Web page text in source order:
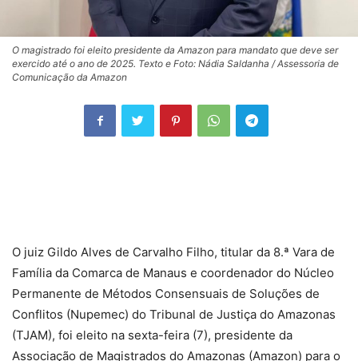
O magistrado foi eleito presidente da Amazon para mandato que deve ser
exercido até o ano de 2025. Texto e Foto: Nádia Saldanha / Assessoria de
Comunicação da Amazon
O juiz Gildo Alves de Carvalho Filho, titular da 8.ª Vara de
Família da Comarca de Manaus e coordenador do Núcleo
Permanente de Métodos Consensuais de Soluções de
Conflitos (Nupemec) do Tribunal de Justiça do Amazonas
(TJAM), foi eleito na sexta-feira (7), presidente da
Associação de Magistrados do Amazonas (Amazon) para o